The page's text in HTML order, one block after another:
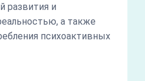
развития и
а также
психоактивных